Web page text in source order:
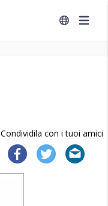
Condividila con i tuoi amici